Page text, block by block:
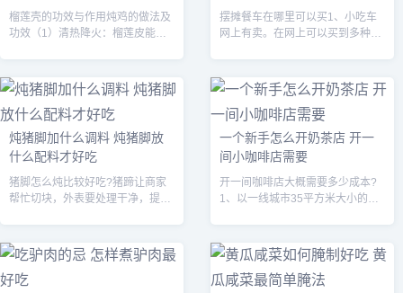
榴莲壳的功效与作用炖鸡的做法及
功效（1）清热降火：榴莲皮能够
美，还可以起到滋阴补肾、补血益
气的作用，...
摆摊餐车在哪里可以买1、小吃车
网上有卖。在网上可以买到多种多
移动商铺售货车、多功能小吃车餐
车、小吃车...
炖猪脚加什么调料 炖猪脚放
什么配料才好吃
猪脚怎么炖比较好吃?猪蹄让商家
帮忙切块，外表要处理干净，提前
腥，大火煮开两分钟，撇出浮沫，
捞出冲洗...
一个新手怎么开奶茶店 开一
间小咖啡店需要
开一间咖啡店大概需要多少成本?
1、以一线城市35平方米大小的店
原料费约5万元，广告宣传以及开
业宣传需要...